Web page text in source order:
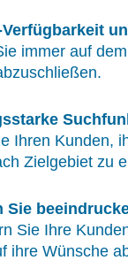
immer auf
Ihren Kunden,
Zielgebiet zu
Sie
Sie Ihre
ihre Wünsche